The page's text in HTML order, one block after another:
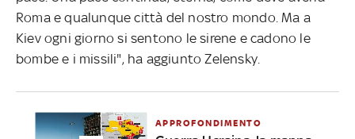
Roma e qualunque città del nostro mondo. Ma a
Kiev ogni giorno si sentono le sirene e cadono le
bombe e i missili", ha aggiunto Zelensky.
APPROFONDIMENTO